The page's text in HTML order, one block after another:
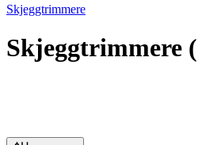
Skjeggtrimmere
Skjeggtrimmere (